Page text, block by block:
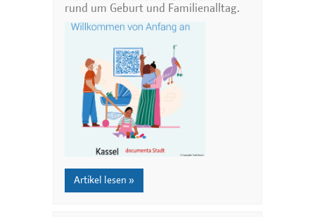
rund um Geburt und Familienalltag.
Artikel lesen »